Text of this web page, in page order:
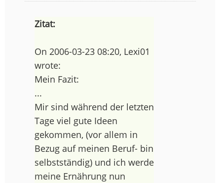
Zitat:
On 2006-03-23 08:20, Lexi01
wrote:
Mein Fazit:
...
Mir sind während der letzten
Tage viel gute Ideen
gekommen, (vor allem in
Bezug auf meinen Beruf- bin
selbstständig) und ich werde
meine Ernährung nun